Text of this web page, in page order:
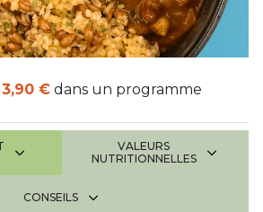
3,90 € dans un programme
VALEURS
NUTRITIONNELLES
CONSEILS